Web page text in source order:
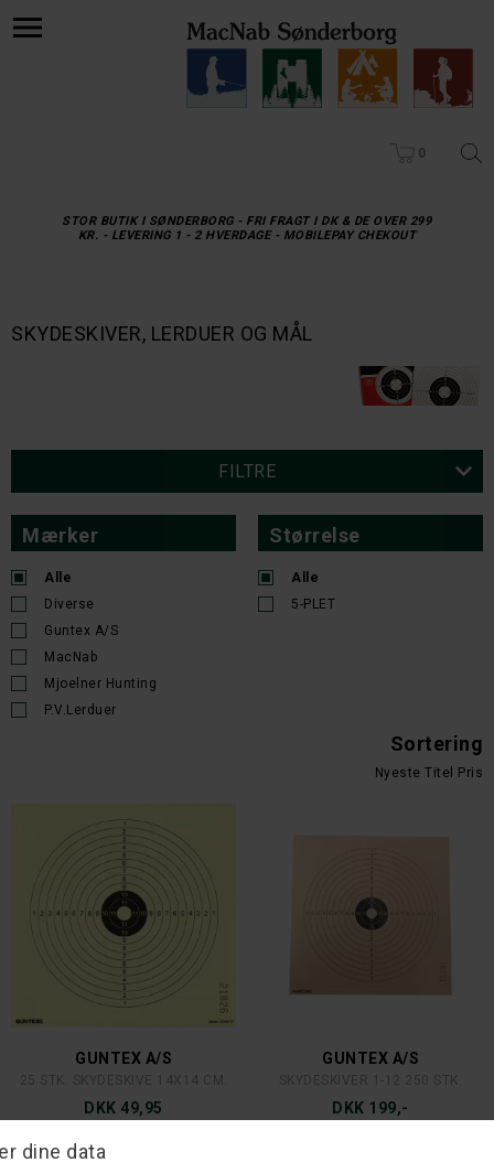
0
STOR BUTIK I SØNDERBORG - FRI FRAGT I DK & DE OVER 299
KR. - LEVERING 1 - 2 HVERDAGE - MOBILEPAY CHEKOUT
SKYDESKIVER, LERDUER OG MÅL
FILTRE
Mærker
Alle
Diverse
Guntex A/S
MacNab
Mjoelner Hunting
P.V.Lerduer
Størrelse
Alle
5-PLET
Sortering
Nyeste Titel Pris
GUNTEX A/S
DKK 49,95
GUNTEX A/S
DKK 199,-